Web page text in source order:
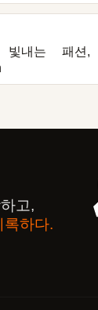
빛내는 패션
고,
록하다.